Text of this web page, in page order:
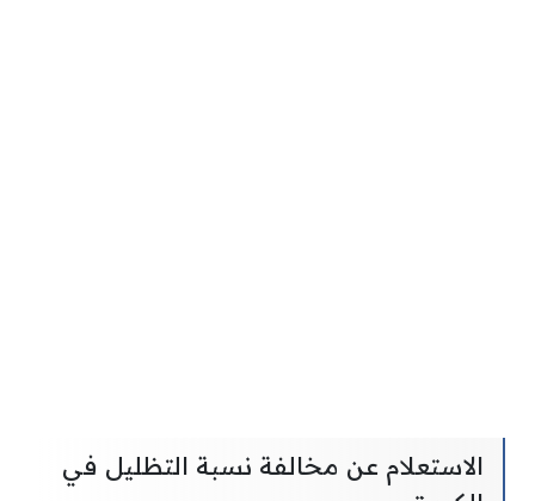
الاستعلام عن مخالفة نسبة التظليل في